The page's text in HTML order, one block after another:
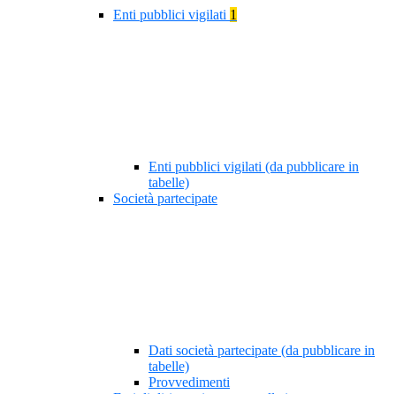
Enti pubblici vigilati 1
Enti pubblici vigilati (da pubblicare in
tabelle)
Società partecipate
Dati società partecipate (da pubblicare in
tabelle)
Provvedimenti